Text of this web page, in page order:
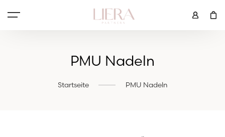
PMU Nadeln
Startseite PMU Nadeln